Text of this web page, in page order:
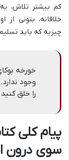
کم بیشتر تلاش،
خلاقانه، بتونی
چیزیه که باید
خورخه
وجود
را خلق
پیام کلی
سوی درون